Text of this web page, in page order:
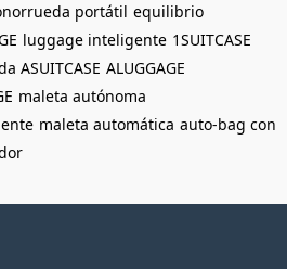
portátil equilibrio
luggage inteligente 1SUITCASE
ASUITCASE ALUGGAGE
maleta autónoma
maleta automática auto-bag con